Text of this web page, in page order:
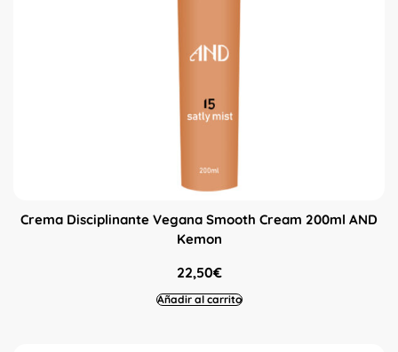
Crema Disciplinante Vegana Smooth Cream 200ml AND
Kemon
22,50€
Añadir al carrito